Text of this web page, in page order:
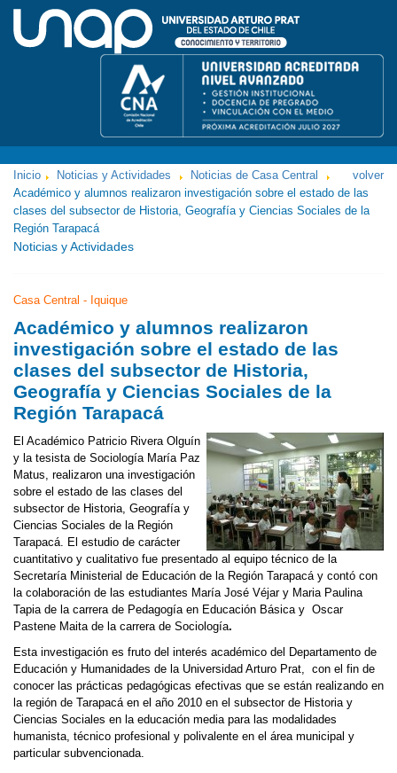
volver
Inicio Noticias y Actividades
Noticias de Casa Central
Académico y alumnos realizaron investigación sobre el estado de las
clases del subsector de Historia, Geografía y Ciencias Sociales de la
Región Tarapacá
Noticias y Actividades
Casa Central - Iquique
Académico y alumnos realizaron
investigación sobre el estado de las
clases del subsector de Historia,
Geografía y Ciencias Sociales de la
Región Tarapacá
El Académico Patricio Rivera Olguín
y la tesista de Sociología María Paz
Matus, realizaron una investigación
sobre el estado de las clases del
subsector de Historia, Geografía y
Ciencias Sociales de la Región
Tarapacá. El estudio de carácter
cuantitativo y cualitativo fue presentado al equipo técnico de la
Secretaría Ministerial de Educación de la Región Tarapacá y contó con
la colaboración de las estudiantes María José Véjar y Maria Paulina
Tapia de la carrera de Pedagogía en Educación Básica y Oscar
Pastene Maita de la carrera de Sociología.
Esta investigación es fruto del interés académico del Departamento de
Educación y Humanidades de la Universidad Arturo Prat, con el fin de
conocer las prácticas pedagógicas efectivas que se están realizando en
la región de Tarapacá en el año 2010 en el subsector de Historia y
Ciencias Sociales en la educación media para las modalidades
humanista, técnico profesional y polivalente en el área municipal y
particular subvencionada.